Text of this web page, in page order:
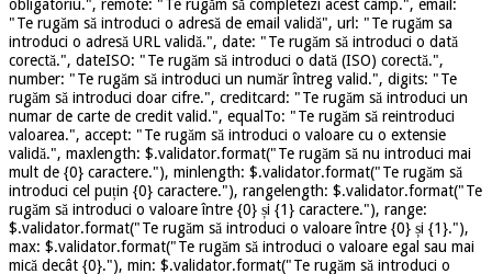
obligatoriu.", remote: "Te rugăm să completezi acest câmp.", email:
"Te rugăm să introduci o adresă de email validă", url: "Te rugăm sa
introduci o adresă URL validă.", date: "Te rugăm să introduci o dată
corectă.", dateISO: "Te rugăm să introduci o dată (ISO) corectă.",
number: "Te rugăm să introduci un număr întreg valid.", digits: "Te
rugăm să introduci doar cifre.", creditcard: "Te rugăm să introduci un
numar de carte de credit valid.", equalTo: "Te rugăm să reintroduci
valoarea.", accept: "Te rugăm să introduci o valoare cu o extensie
validă.", maxlength: $.validator.format("Te rugăm să nu introduci mai
mult de {0} caractere."), minlength: $.validator.format("Te rugăm să
introduci cel puțin {0} caractere."), rangelength: $.validator.format("Te
rugăm să introduci o valoare între {0} și {1} caractere."), range:
$.validator.format("Te rugăm să introduci o valoare între {0} și {1}."),
max: $.validator.format("Te rugăm să introduci o valoare egal sau mai
mică decât {0}."), min: $.validator.format("Te rugăm să introduci o